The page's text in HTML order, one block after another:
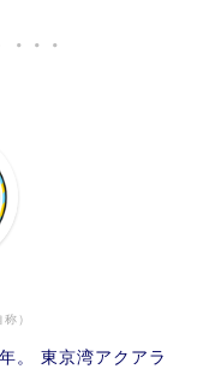
）
。 東京湾アクアラ